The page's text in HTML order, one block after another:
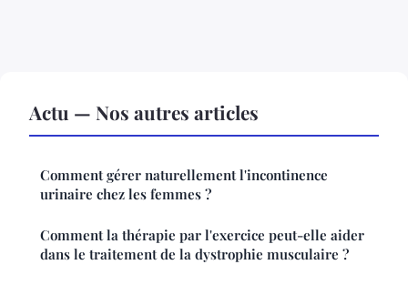
Actu — Nos autres articles
Comment gérer naturellement l'incontinence
urinaire chez les femmes ?
Comment la thérapie par l'exercice peut-elle aider
dans le traitement de la dystrophie musculaire ?